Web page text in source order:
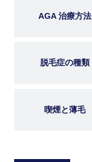
AGA 治療方法
脱毛症の種類
喫煙と薄毛